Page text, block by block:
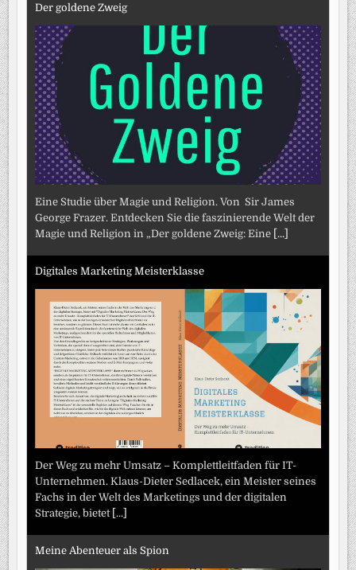
Der goldene Zweig
Eine Studie über Magie und Religion. Von Sir James
George Frazer. Entdecken Sie die faszinierende Welt der
Magie und Religion in „Der goldene Zweig: Eine [...]
Digitales Marketing Meisterklasse
Der Weg zu mehr Umsatz – Komplettleitfaden für IT-
Unternehmen. Klaus-Dieter Sedlacek, ein Meister seines
Fachs in der Welt des Marketings und der digitalen
Strategie, bietet [...]
Meine Abenteuer als Spion